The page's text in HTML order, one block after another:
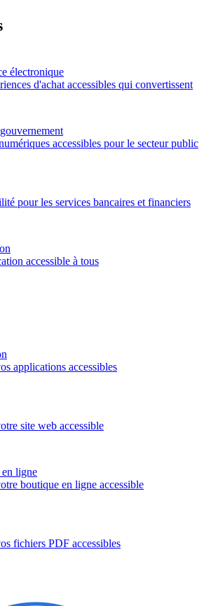
électronique
d'achat accessibles qui convertissent
accessibles pour le secteur public
pour les services bancaires et financiers
accessible à tous
applications accessibles
site web accessible
ligne
boutique en ligne accessible
fichiers PDF accessibles